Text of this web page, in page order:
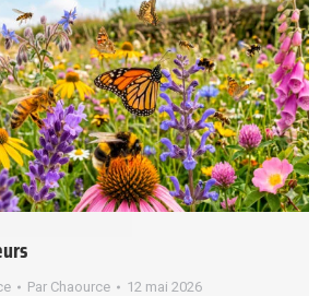
Par Chaource 12 mai 2026